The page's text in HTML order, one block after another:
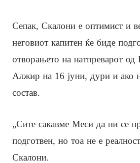
Сепак, Скалони е оптимист и
неговиот капитен ќе биде
отворањето на натпреварот од
Алжир на 16 јуни, дури и ако
состав.
„Сите сакавме Меси да ни се
подготвен, но тоа не е
Скалони.